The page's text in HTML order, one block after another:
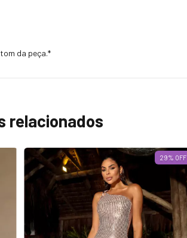
da peça.*
relacionados
29% OFF